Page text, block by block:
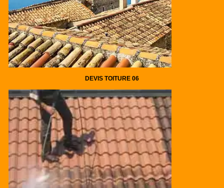
DEVIS TOITURE 06